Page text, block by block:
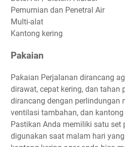
Pemurnian dan Penetral Air
Multi-alat
Kantong kering
Pakaian
Pakaian Perjalanan dirancang
dirawat, cepat kering, dan tahan
dirancang dengan perlindungan
ventilasi tambahan, dan
Pastikan Anda memiliki satu set
digunakan saat malam hari